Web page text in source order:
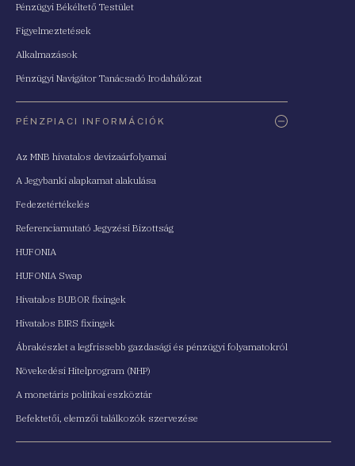
Pénzügyi Békéltető Testület
Figyelmeztetések
Alkalmazások
Pénzügyi Navigátor Tanácsadó Irodahálózat
PÉNZPIACI INFORMÁCIÓK
Az MNB hivatalos devizaárfolyamai
A Jegybanki alapkamat alakulása
Fedezetértékelés
Referenciamutató Jegyzési Bizottság
HUFONIA
HUFONIA Swap
Hivatalos BUBOR fixingek
Hivatalos BIRS fixingek
Ábrakészlet a legfrissebb gazdasági és pénzügyi folyamatokról
Növekedési Hitelprogram (NHP)
A monetáris politikai eszköztár
Befektetői, elemzői találkozók szervezése